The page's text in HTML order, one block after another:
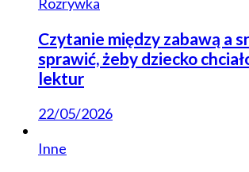
Czytanie między zabawą a
sprawić, żeby dziecko
lektur
22/05/2026
Inne